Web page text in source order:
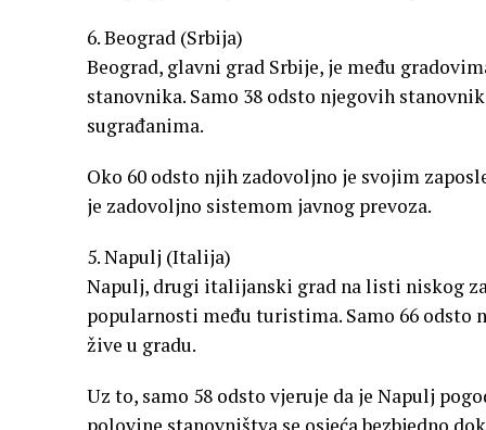
6. Beograd (Srbija)
Beograd, glavni grad Srbije, je među
stanovnika. Samo 38 odsto njegovih
sugrađanima.
Oko 60 odsto njih zadovoljno je svojim
je zadovoljno sistemom javnog prevoza.
5. Napulj (Italija)
Napulj, drugi italijanski grad na listi niskog
popularnosti među turistima. Samo 66 odsto
žive u gradu.
Uz to, samo 58 odsto vjeruje da je Napulj
polovine stanovništva se osjeća bezbjedno